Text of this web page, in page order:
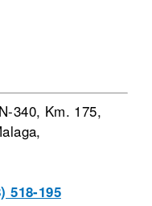
340, Km. 175,
518-195